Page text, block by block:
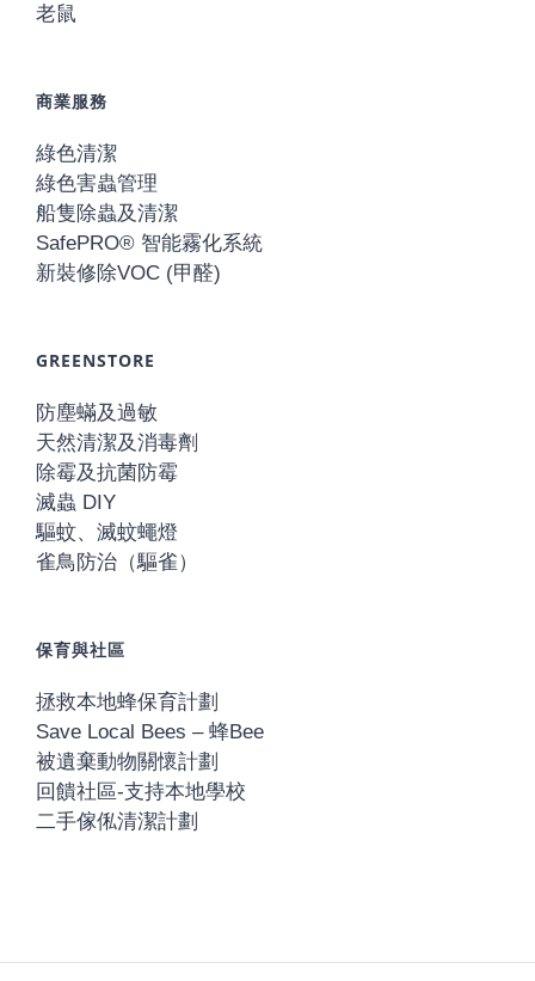
老鼠
商業服務
綠色清潔
綠色害蟲管理
船隻除蟲及清潔
SafePRO® 智能霧化系統
新裝修除VOC (甲醛)
GREENSTORE
防塵蟎及過敏
天然清潔及消毒劑
除霉及抗菌防霉
滅蟲 DIY
驅蚊、滅蚊蠅燈
雀鳥防治（驅雀）
保育與社區
拯救本地蜂保育計劃
Save Local Bees – 蜂Bee
被遺棄動物關懷計劃
回饋社區-支持本地學校
二手傢俬清潔計劃